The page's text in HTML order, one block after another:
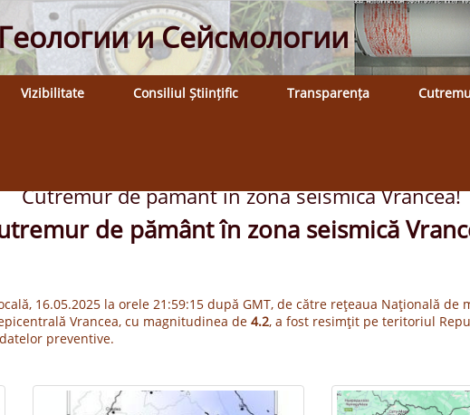
и Сейсмологии
Vizibilitate Consiliul Științific Transparența
Cutremur de pământ în zona seismică Vrancea!
de pământ în zona seismică
16.05.2025 la orele 21:59:15 după GMT, de către rețeaua Națională
Vrancea, cu magnitudinea de4.2, a fost resimțit pe teritoriul
preventive.